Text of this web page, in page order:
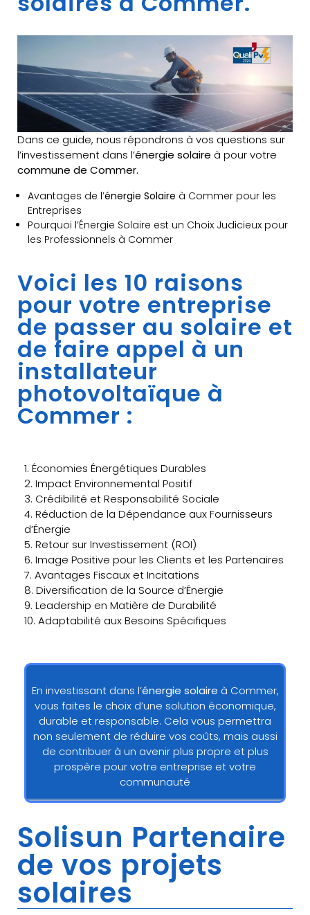
Dans ce guide, nous répondrons à vos questions sur
l’investissement dans l’énergie solaire à pour votre
commune de Commer.
Avantages de l’énergie Solaire à Commer pour les
Entreprises
Pourquoi l’Énergie Solaire est un Choix Judicieux pour
les Professionnels à Commer
Voici les 10 raisons
pour votre entreprise
de passer au solaire et
de faire appel à un
installateur
photovoltaïque à
Commer :
1. Économies Énergétiques Durables
2. Impact Environnemental Positif
3. Crédibilité et Responsabilité Sociale
4. Réduction de la Dépendance aux Fournisseurs
d’Énergie
5. Retour sur Investissement (ROI)
6. Image Positive pour les Clients et les Partenaires
7. Avantages Fiscaux et Incitations
8. Diversification de la Source d’Énergie
9. Leadership en Matière de Durabilité
10. Adaptabilité aux Besoins Spécifiques
En investissant dans l’énergie solaire à Commer,
vous faites le choix d’une solution économique,
durable et responsable. Cela vous permettra
non seulement de réduire vos coûts, mais aussi
de contribuer à un avenir plus propre et plus
prospère pour votre entreprise et votre
communauté
Solisun Partenaire
de vos projets
solaires